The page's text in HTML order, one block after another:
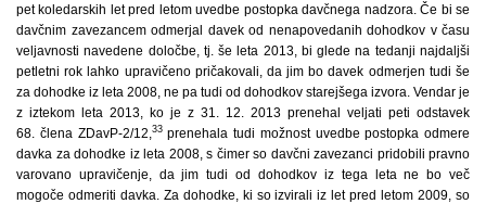
pet koledarskih let pred letom uvedbe postopka davčnega nadzora. Če bi se
davčnim zavezancem odmerjal davek od nenapovedanih dohodkov v času
veljavnosti navedene določbe, tj. še leta 2013, bi glede na tedanji najdaljši
petletni rok lahko upravičeno pričakovali, da jim bo davek odmerjen tudi še
za dohodke iz leta 2008, ne pa tudi od dohodkov starejšega izvora. Vendar je
z iztekom leta 2013, ko je z 31. 12. 2013 prenehal veljati peti odstavek
68. člena ZDavP-2/12, 33prenehala tudi možnost uvedbe postopka odmere
davka za dohodke iz leta 2008, s čimer so davčni zavezanci pridobili pravno
varovano upravičenje, da jim tudi od dohodkov iz tega leta ne bo več
mogoče odmeriti davka. Za dohodke, ki so izvirali iz let pred letom 2009, so